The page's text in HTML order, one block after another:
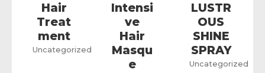
Hair
Treat
ment
Uncategorized
Intensi
ve
Hair
Masqu
e
LUSTR
OUS
SHINE
SPRAY
Uncategorized